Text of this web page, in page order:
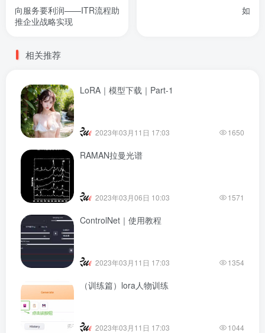
向服务要利润——ITR流程助
推企业战略实现
如
相关推荐
LoRA｜模型下载｜Part-1
2023年03月11日 17:03 1650
RAMAN拉曼光谱
2023年03月06日 10:03 1571
ControlNet｜使用教程
2023年03月11日 17:03 1354
（训练篇）lora人物训练
2023年03月11日 17:03 1044